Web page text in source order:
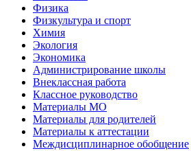
Физика
Физкультура и спорт
Химия
Экология
Экономика
Администрирование школы
Внеклассная работа
Классное руководство
Материалы МО
Материалы для родителей
Материалы к аттестации
Междисциплинарное обобщение